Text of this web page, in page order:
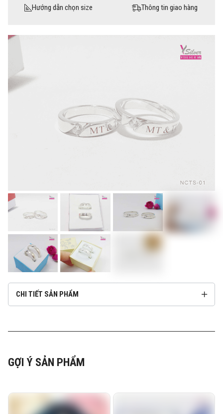
Hướng dẫn chọn size Thông tin giao hàng
CHI TIẾT SẢN PHẨM
GỢI Ý SẢN PHẨM